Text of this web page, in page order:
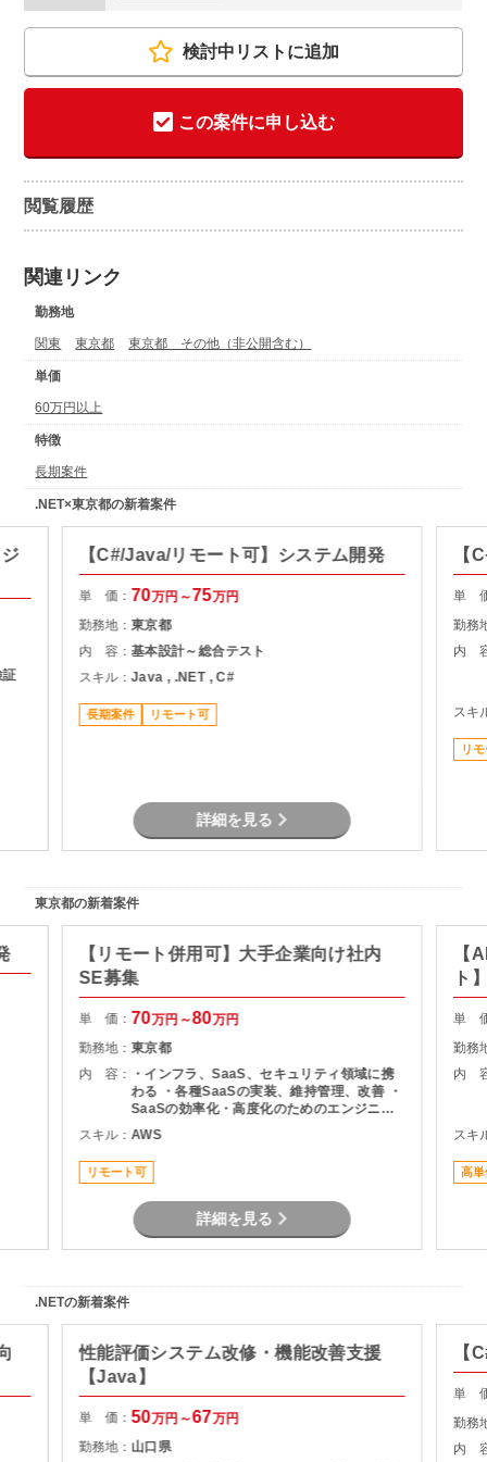
検討中リストに追加
この案件に申し込む
閲覧履歴
関連リンク
勤務地
関東 東京都 東京都 その他（非公開含む）
単価
60万円以上
特徴
長期案件
.NET×東京都の新着案件
証
【C#/Java/リモート可】システム開発
単 価： 70万円～75万円
勤務地：東京都
内 容：基本設計～総合テスト
スキル：Java , .NET , C#
長期案件 リモート可
詳細を見る
【
単
勤務
内
スキ
リ
東京都の新着案件
【リモート併用可】大手企業向け社内
SE募集
単 価： 70万円～80万円
勤務地：東京都
内 容：
・インフラ、SaaS、セキュリティ領域に携
わる ・各種SaaSの実装、維持管理、改善 ・
SaaSの効率化・高度化のためのエンジニア
リング ・SaaSのシステム課題・障害に対す
る対策の計画と実装 ・社内NWやオンプレサ
ーバの運用保守 ・拠点のネットワーク配備担
当
スキル：AWS
リモート可
詳細を見る
【
ト
単
勤務
内
スキ
高単
.NETの新着案件
性能評価システム改修・機能改善支援
【Java】
単 価：50万円～67万円
勤務地： 山口県
【
単
勤務
内